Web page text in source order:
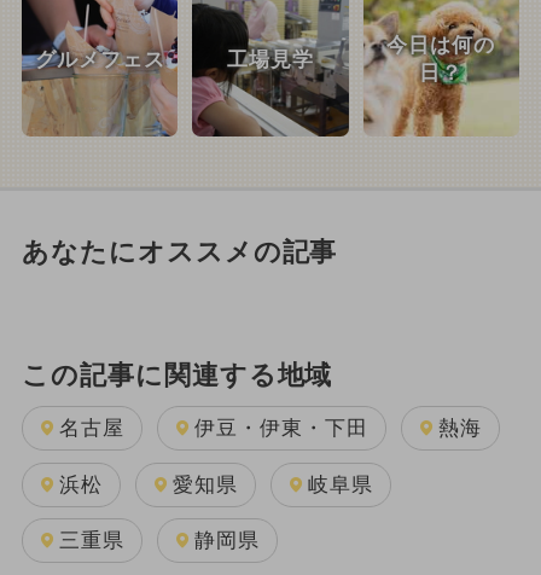
グルメフェス 工場見学
今日は何の
日？
あなたにオススメの記事
この記事に関連する地域
名古屋 伊豆・伊東・下田 熱海
浜松 愛知県 岐阜県
三重県 静岡県